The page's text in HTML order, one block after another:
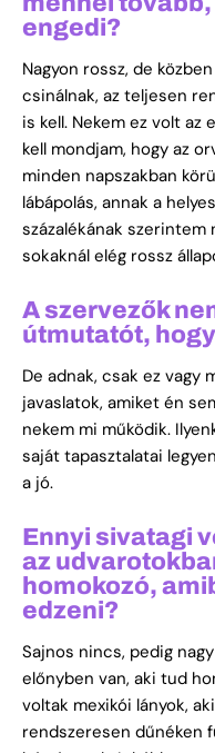
engedi?
Nagyon rossz, de
csinálnak, az teljesen
is kell. Nekem ez volt az
kell mondjam, hogy az
minden napszakban
lábápolás, annak a
százalékának szerintem
sokaknál elég rossz
A szervezők
útmutatót,
De adnak, csak ez vagy
javaslatok, amiket én
nekem mi működik.
saját tapasztalatai
a jó.
Ennyi sivatagi
az
homokozó,
edzeni?
Sajnos nincs, pedig
előnyben van, aki tud
voltak mexikói lányok,
rendszeresen dűnéken